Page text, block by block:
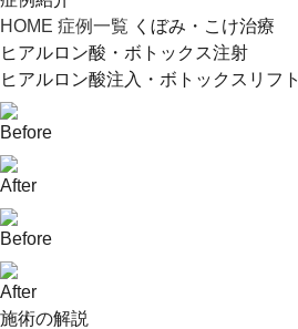
HOME 症例一覧 くぼみ・こけ治療
ヒアルロン酸・ボトックス注射
ヒアルロン酸注入・ボトックスリフト
Before
After
Before
After
施術の解説